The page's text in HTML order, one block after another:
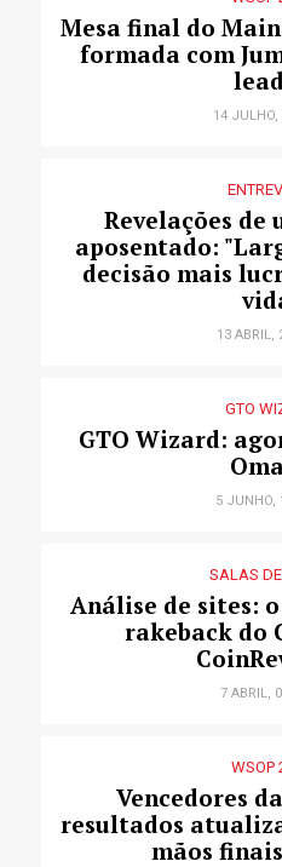
Mesa final do Main
formada com
14 JULHO,
Revelações
aposentado:
decisão mais
13 ABRIL,
GTO
GTO Wizard:
5 JUNHO,
SALAS
Análise de sites:
rakeback do
7 ABRIL,
WSOP
Vencedores
resultados
mãos